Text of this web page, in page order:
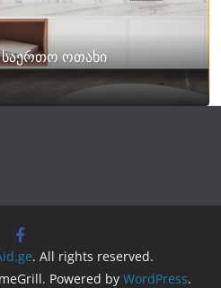
ოთახი
. All rights reserved.
Powered by WordPress.